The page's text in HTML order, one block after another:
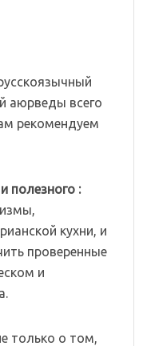
аюрведы всего
рекомендуем
полезного :
кухни, и
проверенные
и
только о том,